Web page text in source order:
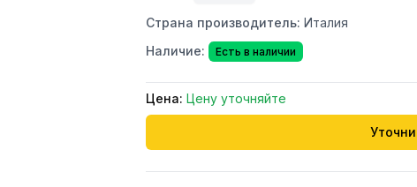
Страна производитель: Италия
Наличие:
Есть в наличии
Цена: Цену уточняйте